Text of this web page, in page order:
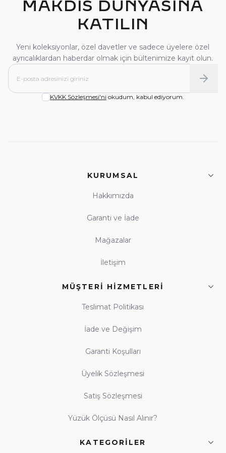
MAKDİS DÜNYASINA
KATILIN
Yeni koleksiyonlar, özel davetler ve sadece üyelere özel
ayrıcalıklardan haberdar olmak için bültenimize kayıt olun.
KVKK Sözleşmesi'ni okudum, kabul ediyorum.
KURUMSAL
Hakkımızda
Garanti ve İade
Mağazalar
İletişim
MÜŞTERI HIZMETLERI
Teslimat Politikası
İade ve Değişim
Garanti Koşulları
Üyelik Sözleşmesi
Satış Sözleşmesi
Yüzük Ölçüsü Nasıl Alınır?
KATEGORILER